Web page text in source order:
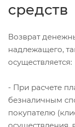
средств
Возврат
надлежащего,
осуществляется:
- При расчете
безналичным
покупателю